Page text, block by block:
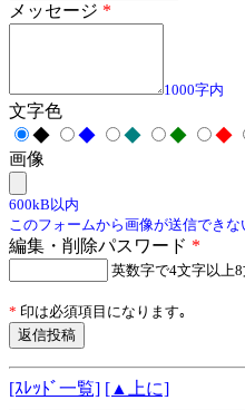
メッセージ *
1000字内
文字色
◆
◆ ◆ ◆ ◆
画像
600kB以内
このフォームから画像が送信でき
編集・削除パスワード *
英数字で4文字以上
* 印は必須項目になります｡
[ｽﾚｯﾄﾞ一覧] [▲上に]